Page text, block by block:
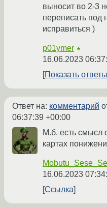
выносит во 2-3
переписать под
исправиться )
p01ymer ★
16.06.2023
Показать ответы
Ответ на: комментарий
06:37:39 +00:00
М.б. есть смысл
картах
16.06.2023
Ссылка